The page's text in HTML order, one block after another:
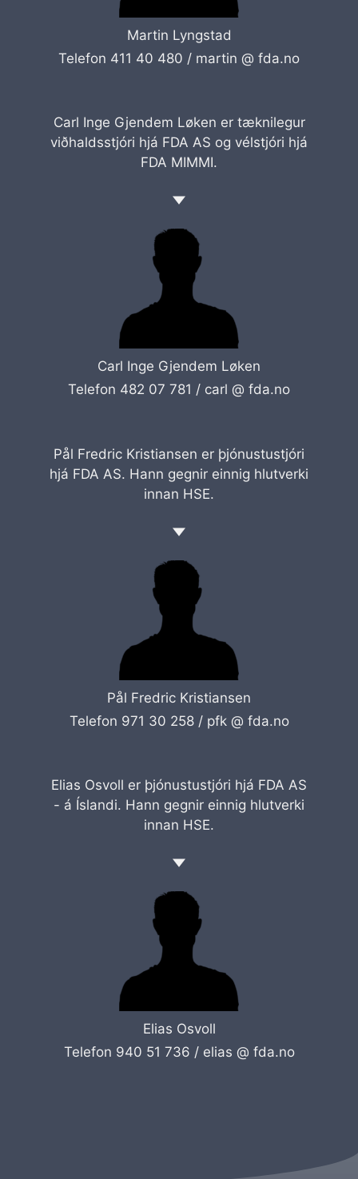
Martin Lyngstad
Telefon 411 40 480 / martin @ fda.no
Carl Inge Gjendem Løken er tæknilegur
viðhaldsstjóri hjá FDA AS og vélstjóri hjá
FDA MIMMI.
Carl Inge Gjendem Løken
Telefon 482 07 781 / carl @ fda.no
Pål Fredric Kristiansen er þjónustustjóri
hjá FDA AS. Hann gegnir einnig hlutverki
innan HSE.
Pål Fredric Kristiansen
Telefon 971 30 258 /pfk @ fda.no
Elias Osvoll er þjónustustjóri hjá FDA AS
- á Íslandi. Hann gegnir einnig hlutverki
innan HSE.
Elias Osvoll
Telefon 940 51 736 /elias @ fda.no